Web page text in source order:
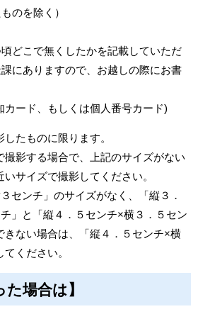
のを除く）
どこで無くしたかを記載していただ
にありますので、お越しの際にお書
カード、もしくは個人番号カード)
たものに限ります。
影する場合で、上記のサイズがない
サイズで撮影してください。
センチ」のサイズがなく、「縦３．
」と「縦４．５センチ×横３．５セン
きない場合は、「縦４．５センチ×横
ください。
場合は】